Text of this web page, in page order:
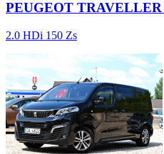
PEUGEOT TRAVELLER
2.0 HDi 150 Zs